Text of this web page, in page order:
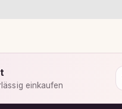
einkaufen